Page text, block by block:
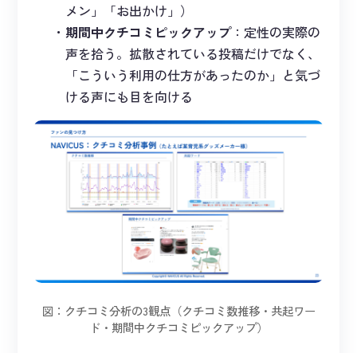
メン」「お出かけ」）
期間中クチコミピックアップ：定性の実際の
声を拾う。拡散されている投稿だけでなく、
「こういう利用の仕方があったのか」と気づ
ける声にも目を向ける
図：クチコミ分析の3観点（クチコミ数推移・共起ワー
ド・期間中クチコミピックアップ）